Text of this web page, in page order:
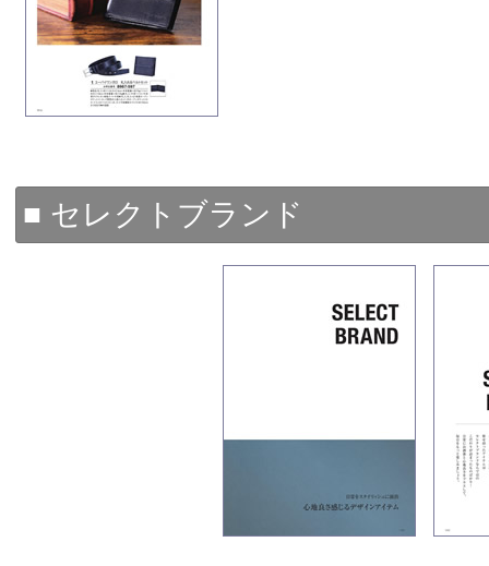
■ セレクトブランド